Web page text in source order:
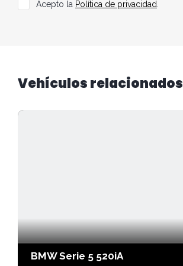
Acepto la Política de privacidad.
Vehículos relacionados
BMW Serie 5 520iA